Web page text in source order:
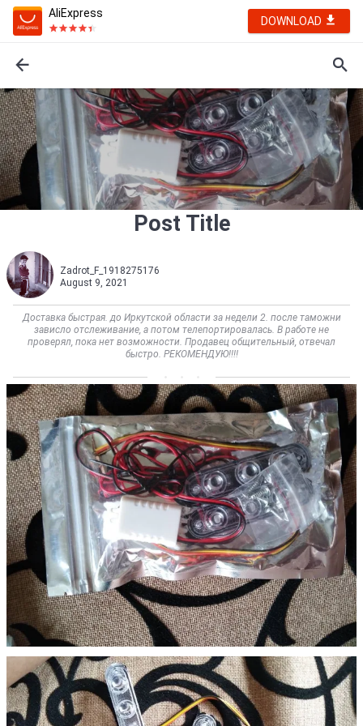
AliExpress
DOWNLOAD
Post Title
Zadrot_F_1918275176
August 9, 2021
Доставка быстрая. до Иркутской области за недели 2. после таможни
зависло отслеживание, а потом телепортировалась. В работе не
проверял, пока нет возможности. Продавец общительный, отвечал
быстро. РЕКОМЕНДУЮ!!!!